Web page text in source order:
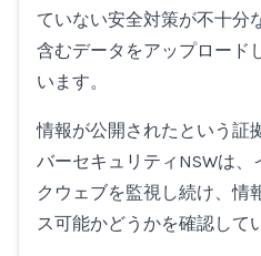
ていない安全対策が不十分
含むデータをアップロード
います。
情報が公開されたという証
バーセキュリティNSWは
クウェブを監視し続け、情
ス可能かどうかを確認して